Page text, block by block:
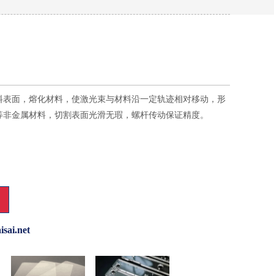
面，熔化材料，使激光束与材料沿一定轨迹相对移动，形
金属材料，切割表面光滑无瑕，螺杆传动保证精度。